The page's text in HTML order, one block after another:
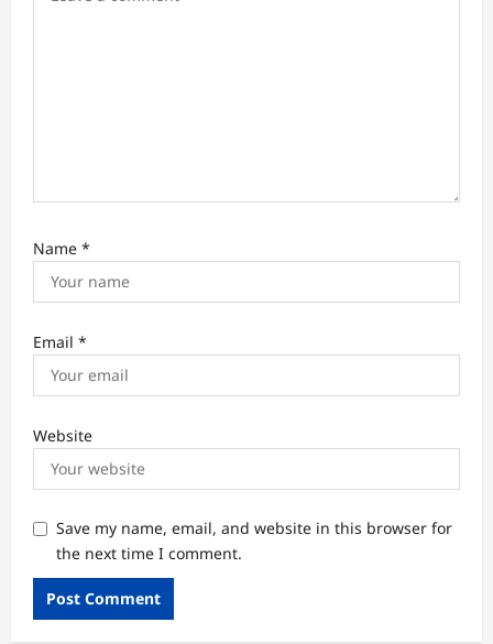
Name *
Email *
Website
Save my name, email, and website in this browser for
the next time I comment.